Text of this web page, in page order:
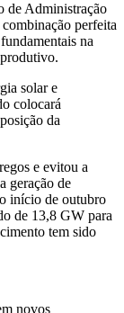
de Administração
perfeita
na
solar e
colocará
da
e evitou a
geração de
início de outubro
de 13,8 GW para
tem sido
novos